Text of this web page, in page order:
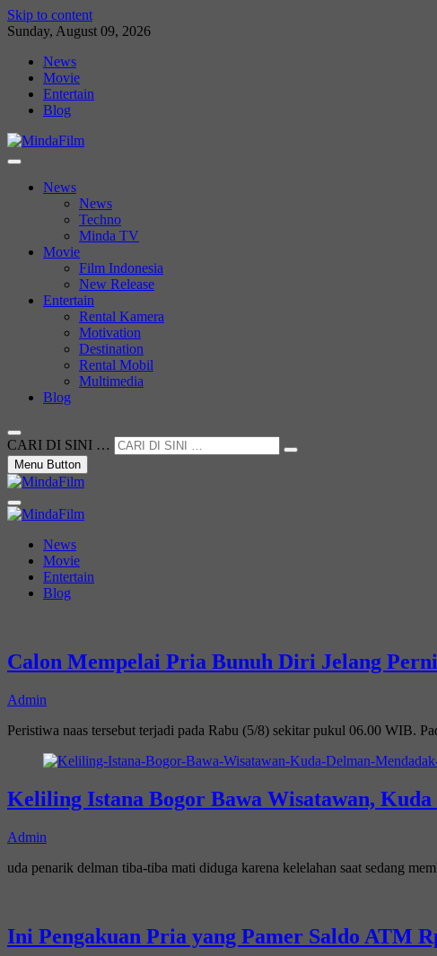
Skip to content
Sunday, August 09, 2026
News
Movie
Entertain
Blog
News
News
Techno
Minda TV
Movie
Film Indonesia
New Release
Entertain
Rental Kamera
Motivation
Destination
Rental Mobil
Multimedia
Blog
CARI DI SINI …
Menu Button
MindaFilm
Not Just a Movie
News
Movie
Entertain
Blog
Calon Mempelai Pria Bunuh Diri Jelang
Admin
Peristiwa naas tersebut terjadi pada Rabu (5/8) sekitar pukul 06.00 WIB.
Keliling Istana Bogor Bawa Wisatawan,
Admin
uda penarik delman tiba-tiba mati diduga karena kelelahan saat sedang
Ini Pengakuan Pria yang Pamer Saldo ATM